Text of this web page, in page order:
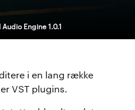
Audio Engine 1.0.1
i en lang række
VST plugins.